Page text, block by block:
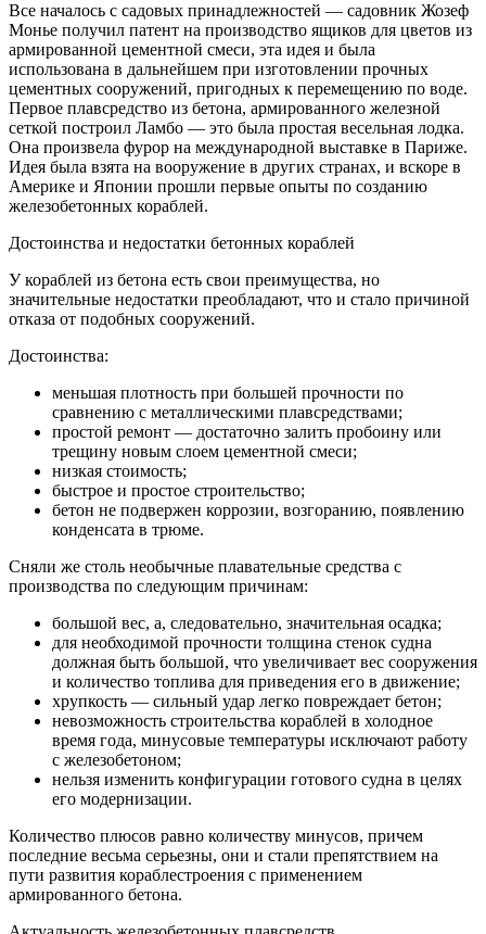
Все началось с садовых принадлежностей — садовник Жозеф
Монье получил патент на производство ящиков для цветов из
армированной цементной смеси, эта идея и была
использована в дальнейшем при изготовлении прочных
цементных сооружений, пригодных к перемещению по воде.
Первое плавсредство из бетона, армированного железной
сеткой построил Ламбо — это была простая весельная лодка.
Она произвела фурор на международной выставке в Париже.
Идея была взята на вооружение в других странах, и вскоре в
Америке и Японии прошли первые опыты по созданию
железобетонных кораблей.
Достоинства и недостатки бетонных кораблей
У кораблей из бетона есть свои преимущества, но
значительные недостатки преобладают, что и стало причиной
отказа от подобных сооружений.
Достоинства:
меньшая плотность при большей прочности по
сравнению с металлическими плавсредствами;
простой ремонт — достаточно залить пробоину или
трещину новым слоем цементной смеси;
низкая стоимость;
быстрое и простое строительство;
бетон не подвержен коррозии, возгоранию, появлению
конденсата в трюме.
Сняли же столь необычные плавательные средства с
производства по следующим причинам:
большой вес, а, следовательно, значительная осадка;
для необходимой прочности толщина стенок судна
должная быть большой, что увеличивает вес сооружения
и количество топлива для приведения его в движение;
хрупкость — сильный удар легко повреждает бетон;
невозможность строительства кораблей в холодное
время года, минусовые температуры исключают работу
с железобетоном;
нельзя изменить конфигурации готового судна в целях
его модернизации.
Количество плюсов равно количеству минусов, причем
последние весьма серьезны, они и стали препятствием на
пути развития кораблестроения с применением
армированного бетона.